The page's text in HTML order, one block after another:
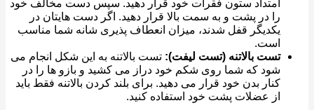
امتداد ستون فقرات خود قرار دهید. سپس دست مخالف خود
را در پشت و به سمت بالا قرار دهید. اگر دست هایتان در
یکدیگر قفل شدند، میزان انعطاف پذیری شانه شما مناسب
تست بالاتنه (تست لیفت):تست بالاتنه به این شکل انجام می
شود که شما روی شکم خود دراز می کشید و بازو ها را در
کنار بدن خود قرار می دهید. برای بلند کردن بالاتنه فقط باید
از عضلات پشت خود استفاده کنید.